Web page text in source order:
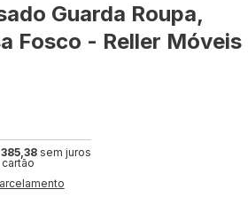
Guarda Roupa,
Fosco - Reller Móveis
sem juros